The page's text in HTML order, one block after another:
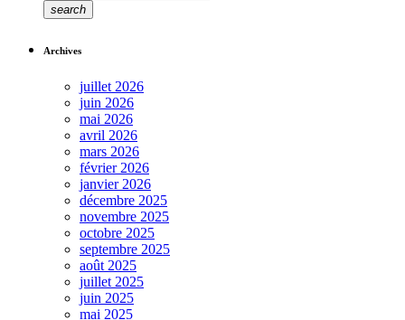
search
Archives
juillet 2026
juin 2026
mai 2026
avril 2026
mars 2026
février 2026
janvier 2026
décembre 2025
novembre 2025
octobre 2025
septembre 2025
août 2025
juillet 2025
juin 2025
mai 2025